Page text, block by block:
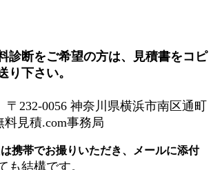
診断をご希望の方は、見積書をコピ
り下さい。
232-0056 神奈川県横浜市南区通町
見積.com事務局
携帯でお撮りいただき、メールに添付
も結構です。